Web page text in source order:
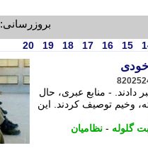
بروزرسانی: 06:19
15
16
17
18
19
20
- منابع عبری، حال
وخیم توصیف کردند. این
گلوله - نظامیان